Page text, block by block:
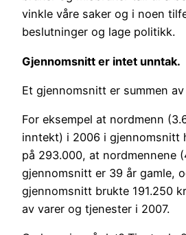
vinkle våre saker og i noen
beslutninger og lage politikk.
Gjennomsnitt er intet unntak.
Et gjennomsnitt er summen
For eksempel at nordmenn
inntekt) i 2006 i gjennomsnitt
på 293.000, at nordmennene
gjennomsnitt er 39 år gamle,
gjennomsnitt brukte 191.250
av varer og tjenester i 2007.